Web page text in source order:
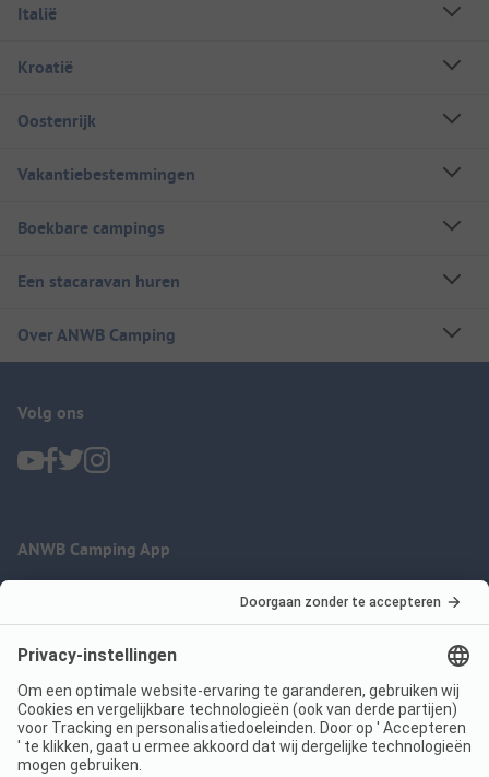
Italië
Kroatië
Oostenrijk
Vakantiebestemmingen
Boekbare campings
Een stacaravan huren
Over ANWB Camping
Volg ons
ANWB Camping App
Imprint
Jouw privacy
Voorwaarden